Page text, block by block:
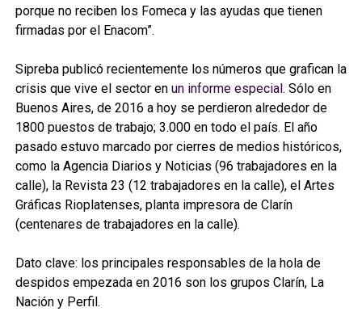
porque no reciben los Fomeca y las ayudas que tienen
firmadas por el Enacom”.
Sipreba publicó recientemente los números que grafican la
crisis que vive el sector en un informe especial. Sólo en
Buenos Aires, de 2016 a hoy se perdieron alrededor de
1800 puestos de trabajo; 3.000 en todo el país. El año
pasado estuvo marcado por cierres de medios históricos,
como la Agencia Diarios y Noticias (96 trabajadores en la
calle), la Revista 23 (12 trabajadores en la calle), el Artes
Gráficas Rioplatenses, planta impresora de Clarín
(centenares de trabajadores en la calle).
Dato clave: los principales responsables de la hola de
despidos empezada en 2016 son los grupos Clarín, La
Nación y Perfil.